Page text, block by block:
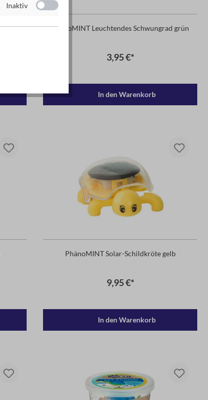
PhänoMINT Leuchtendes Schwungrad grün
3,95 €*
In den Warenkorb
PhänoMINT Solar-Schildkröte gelb
9,95 €*
In den Warenkorb
Inaktiv